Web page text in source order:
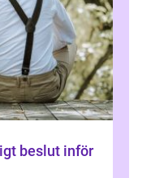
beslut inför